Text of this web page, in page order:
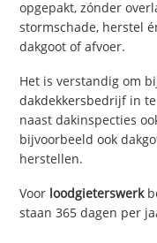
opgepakt, zónder
stormschade, herstel
dakgoot of afvoer.
Het is verstandig om
dakdekkersbedrijf in
naast dakinspecties
bijvoorbeeld ook
herstellen.
Voor loodgieterswerk
staan 365 dagen per